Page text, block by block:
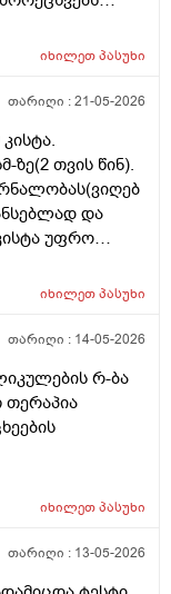
სუნი
იხილეთპასუხი
თარიღი :21-05-2026
ზე(2 თვის წინ).
და
უფრო
ენდოსფერო
ეს
იხილეთპასუხი
თარიღი : 14-05-2026
რ-ბა
თერაპია
იხილეთპასუხი
თარიღი : 13-05-2026